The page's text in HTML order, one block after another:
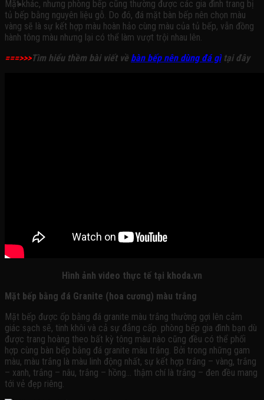
Mặt khác, nhưng phòng bếp cũng thường được các gia đình trang bị
tủ bếp bằng nguyên liệu gỗ. Do đó, đá mặt bàn bếp nên chọn màu
vàng sẽ là sự kết hợp màu hoàn hảo cùng màu của tủ bếp, vẫn đồng
hành tông màu nhưng lại có thể làm vượt trội nhau lên.
===>>>Tìm hiểu thềm bài viết về bàn bếp nên dùng đá gìtại đây
Hình ảnh video thực tế tại khoda.vn
Mặt bếp bằng đá Granite (hoa cương) màu trắng
Mặt bếp được ốp bằng đá granite màu trắng thường gợi lên cảm
giác sạch sẽ, tinh khôi và cả sự đẳng cấp. phòng bếp gia đình bạn dù
được trang hoàng theo bất kỳ tông màu nào cũng đều có thể phối
hợp cùng bàn bếp bằng đá granite màu trắng. Bởi trong những gam
màu, màu trắng là màu linh động nhất, sự kết hợp trắng – vàng, trắng
– xanh, trắng – nâu, trắng – hồng… thậm chí là trắng – đen đều mang
tới vẻ đẹp riêng.